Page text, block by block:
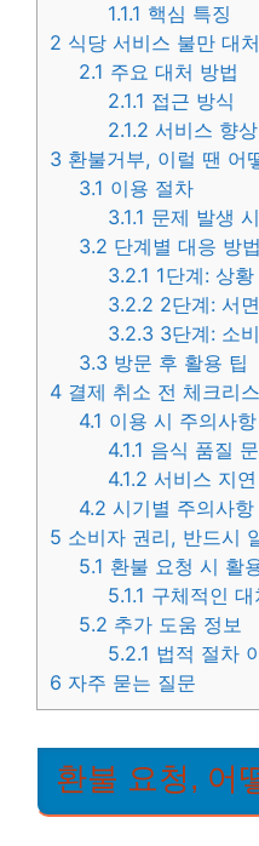
1.1.1 핵심 특징
2 식당 서비스 불만 대
2.1 주요 대처 방법
2.1.1 접근 방식
2.1.2 서비스 향
3 환불거부, 이럴 땐 어
3.1 이용 절차
3.1.1 문제 발생
3.2 단계별 대응 방법
3.2.1 1단계: 상황
3.2.2 2단계: 서
3.2.3 3단계: 소
3.3 방문 후 활용 팁
4 결제 취소 전 체크리
4.1 이용 시 주의사항
4.1.1 음식 품질
4.1.2 서비스 지연
4.2 시기별 주의사항
5 소비자 권리, 반드시
5.1 환불 요청 시 활
5.1.1 구체적인 대
5.2 추가 도움 정보
5.2.1 법적 절차
6 자주 묻는 질문
환불 요청, 어